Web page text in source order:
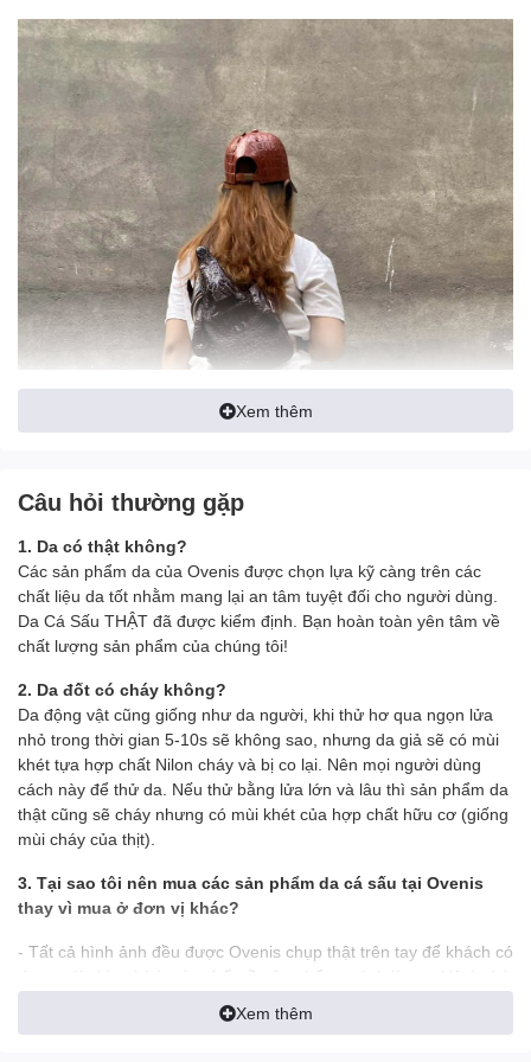
Xem thêm
Câu hỏi thường gặp
1. Da có thật không?
Các sản phẩm da của Ovenis được chọn lựa kỹ càng trên các
chất liệu da tốt nhằm mang lại an tâm tuyệt đối cho người dùng.
Da Cá Sấu THẬT đã được kiểm định. Bạn hoàn toàn yên tâm về
chất lượng sản phẩm của chúng tôi!
2. Da đốt có cháy không?
Da động vật cũng giống như da người, khi thử hơ qua ngọn lửa
nhỏ trong thời gian 5-10s sẽ không sao, nhưng da giả sẽ có mùi
khét tựa hợp chất Nilon cháy và bị co lại. Nên mọi người dùng
cách này để thử da. Nếu thử bằng lửa lớn và lâu thì sản phẩm da
thật cũng sẽ cháy nhưng có mùi khét của hợp chất hữu cơ (giống
mùi cháy của thịt).
3. Tại sao tôi nên mua các sản phẩm da cá sấu tại Ovenis
thay vì mua ở đơn vị khác?
- Tất cả hình ảnh đều được Ovenis chụp thật trên tay để khách có
được cái nhìn chính xác nhất về sản phẩm, tránh làm sai lệch tính
Xem thêm